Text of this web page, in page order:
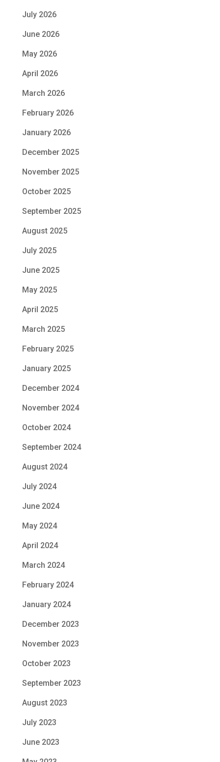
July 2026
June 2026
May 2026
April 2026
March 2026
February 2026
January 2026
December 2025
November 2025
October 2025
September 2025
August 2025
July 2025
June 2025
May 2025
April 2025
March 2025
February 2025
January 2025
December 2024
November 2024
October 2024
September 2024
August 2024
July 2024
June 2024
May 2024
April 2024
March 2024
February 2024
January 2024
December 2023
November 2023
October 2023
September 2023
August 2023
July 2023
June 2023